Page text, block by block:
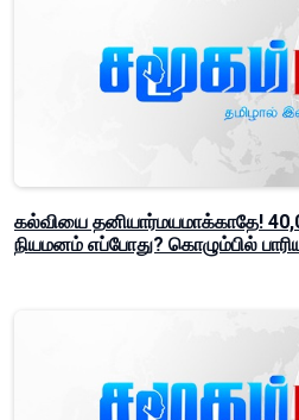
கல்வியை தனியார்மயமாக்காதே!
நியமனம் எப்போது? கொழும்பில்